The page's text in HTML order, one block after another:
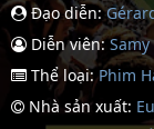
Đạo diễn:
Diễn viên:
Thể loại: Phim
Nhà sản xuất: